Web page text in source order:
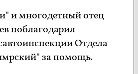
и многодетный отец
поблагодарил
Отдела
за помощь.